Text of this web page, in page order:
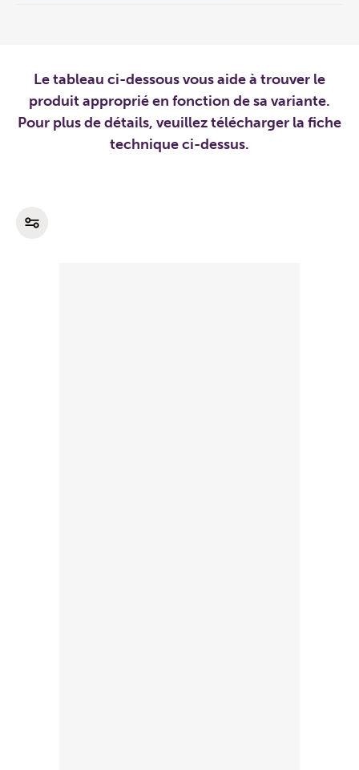
Le tableau ci-dessous vous aide à trouver le
produit approprié en fonction de sa variante.
Pour plus de détails, veuillez télécharger la fiche
technique ci-dessus.